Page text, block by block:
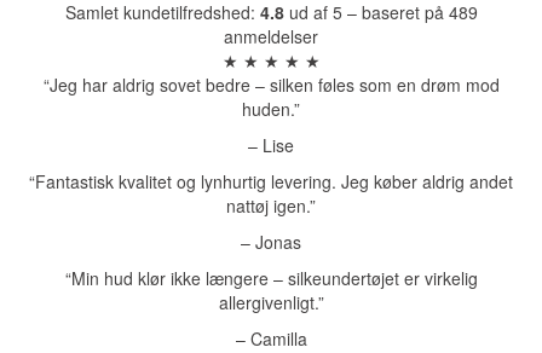
Samlet kundetilfredshed: 4.8ud af 5 – baseret på 489
anmeldelser
★ ★ ★ ★ ★
“Jeg har aldrig sovet bedre – silken føles som en drøm mod
huden.”
– Lise
“Fantastisk kvalitet og lynhurtig levering. Jeg køber aldrig andet
nattøj igen.”
– Jonas
“Min hud klør ikke længere – silkeundertøjet er virkelig
allergivenligt.”
– Camilla